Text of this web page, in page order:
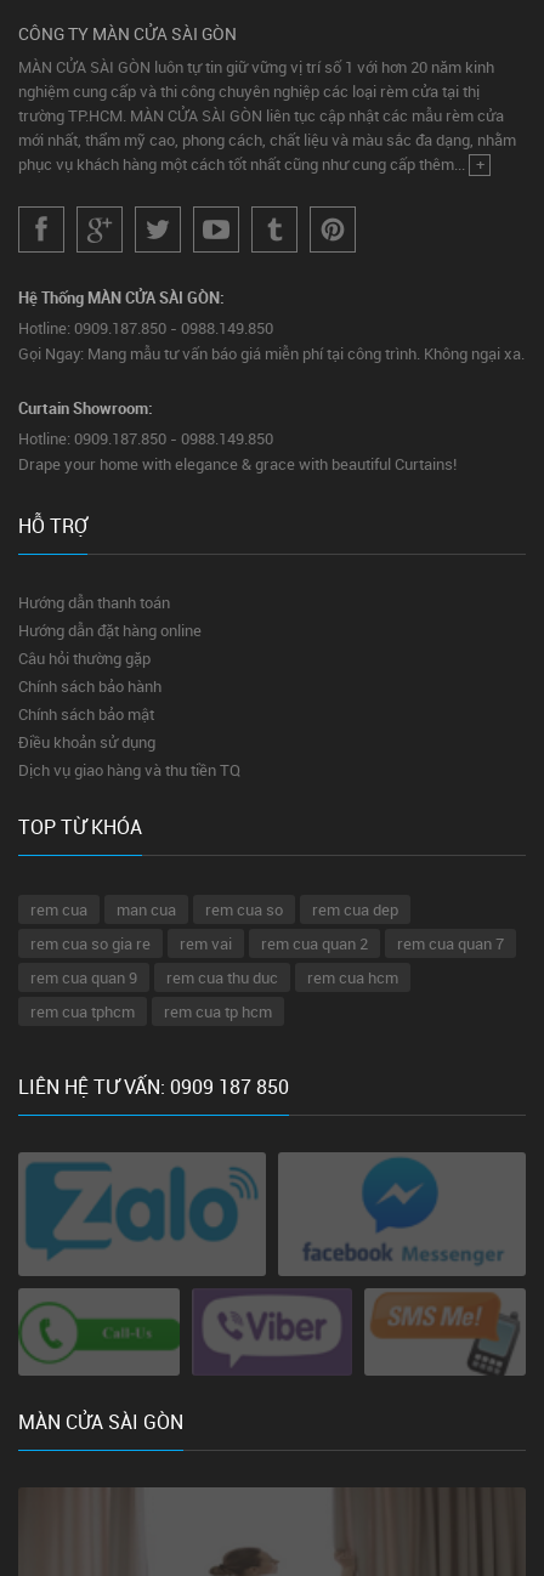
CÔNG TY MÀN CỬA SÀI GÒN
MÀN CỬA SÀI GÒN luôn tự tin giữ vững vị trí số 1 với hơn 20 năm kinh
nghiệm cung cấp và thi công chuyên nghiệp các loại rèm cửa tại thị
trường TP.HCM. MÀN CỬA SÀI GÒN liên tục cập nhật các mẫu rèm cửa
mới nhất, thẩm mỹ cao, phong cách, chất liệu và màu sắc đa dạng, nhằm
phục vụ khách hàng một cách tốt nhất cũng như cung cấp thêm... +
Hệ Thống MÀN CỬA SÀI GÒN:
Hotline: 0909.187.850 - 0988.149.850
Gọi Ngay: Mang mẫu tư vấn báo giá miễn phí tại công trình. Không ngại xa.
Curtain Showroom:
Hotline: 0909.187.850 - 0988.149.850
Drape your home with elegance & grace with beautiful Curtains!
HỖ TRỢ
Hướng dẫn thanh toán
Hướng dẫn đặt hàng online
Câu hỏi thường gặp
Chính sách bảo hành
Chính sách bảo mật
Điều khoản sử dụng
Dịch vụ giao hàng và thu tiền TQ
TOP TỪ KHÓA
rem cua man cua rem cua so
rem cua dep
rem cua so gia re
rem vai rem cua quan 2
rem cua quan 7
rem cua quan 9
rem cua thu duc
rem cua hcm
rem cua tphcm
rem cua tp hcm
LIÊN HỆ TƯ VẤN: 0909 187 850
MÀN CỬA SÀI GÒN